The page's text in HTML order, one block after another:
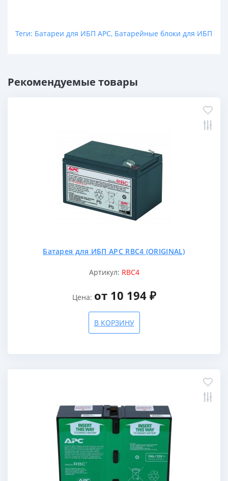
Теги: Батареи для ИБП APC, Батарейные блоки для ИБП
Рекомендуемые товары
Батарея для ИБП APC RBC4 (ORIGINAL)
Артикул: RBC4
Цена: от 10 194 ₽
В КОРЗИНУ